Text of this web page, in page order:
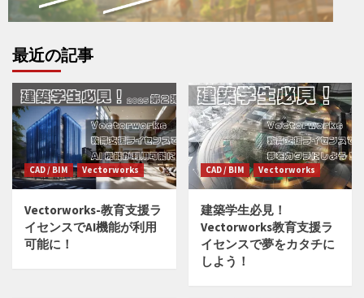
最近の記事
CAD / BIM Vectorworks
Vectorworks-教育支援ラ
イセンスでAI機能が利用
可能に！
CAD / BIM Vectorworks
建築学生必見！
Vectorworks教育支援ラ
イセンスで夢をカタチに
しよう！